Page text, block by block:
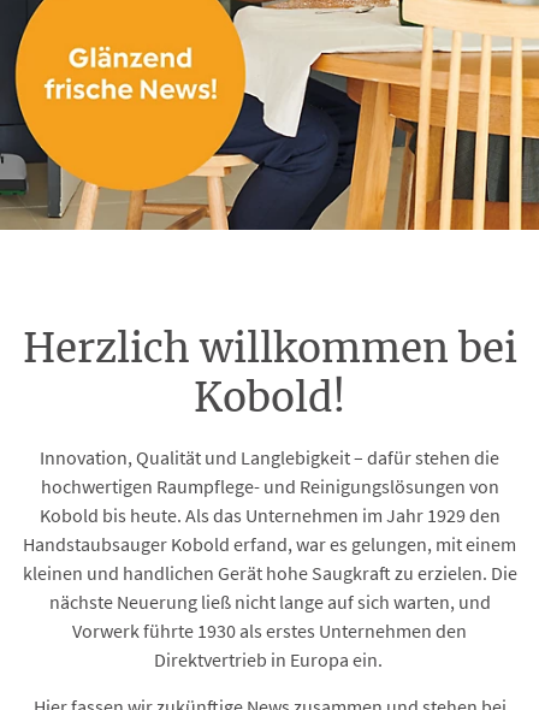
Herzlich willkommen bei
Kobold!
Innovation, Qualität und Langlebigkeit – dafür stehen die
hochwertigen Raumpflege- und Reinigungslösungen von
Kobold bis heute. Als das Unternehmen im Jahr 1929 den
Handstaubsauger Kobold erfand, war es gelungen, mit einem
kleinen und handlichen Gerät hohe Saugkraft zu erzielen. Die
nächste Neuerung ließ nicht lange auf sich warten, und
Vorwerk führte 1930 als erstes Unternehmen den
Direktvertrieb in Europa ein.